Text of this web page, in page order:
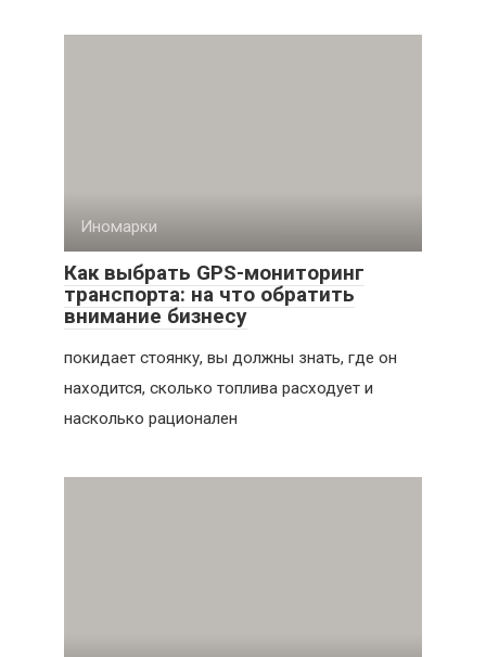
Иномарки
Как выбрать GPS-мониторинг
транспорта: на что обратить
внимание бизнесу
покидает стоянку, вы должны знать, где он
находится, сколько топлива расходует и
насколько рационален